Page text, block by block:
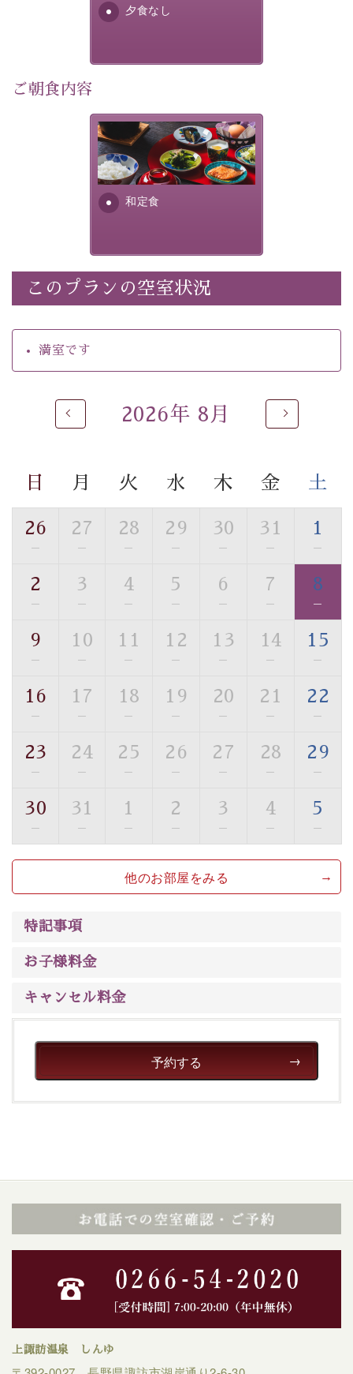
滞在いただけるよう
30項目以上からなる独自の衛生・消毒プログラムの基、
徹底した衛生管理を行っております。
-------------------------------------------------
・宿泊料金5%OFF
・諏訪大社4社を巡る無料参拝バス（事前予約制）
・館内着をご用意
・就寝用パジャマをご用意
・館内フリーWi-Fi
・駐車場完備
・チェックイン15時、チェックアウト10時
【お食事】
【温泉】
の効果が高い、極めて希有な源泉です。身も心も癒され
■お座敷風呂（大浴場）
温泉の成分に合わせ、防菌防カビの特殊素材の畳を使
用。 足元が柔らかく、そして滑りにくい畳のお風呂で
す。
※男性大浴場までのご移動には階段がございます。 予め
■貸切温泉風呂 （40分2000円）
む貸切温泉風呂です。ゆったりといやされるプライベー
トな空間をお愉しみください。
【旅】
豊富な知識を持ったドライバー兼ガイドが諏訪大社をご
事前ご予約制ですので、ご利用ご希望の方
は【3日前まで】にお電話ください。
※交通規制などにより運行できない日がございます
※年末年始及び御柱祭前後は運行しておりません
上諏訪温泉“しんゆ”なら諏訪大社など歴史ある諏訪の街
清らかな源泉、自然の恵みあるお食事、諏訪湖に包まれ
るお部屋、 大人のたしなみを感じていただける、美しく
癒される宿で贅沢に幸せのときを安心してお過ごしくだ
さい。
夕食なし
ご朝食内容
和定食
さっぱりとした和食膳に使わ
れる食材は、諏訪の名産品を
ふんだんに取り入れ、安心・
安全を心掛けた長野県産...
このプランの空室状況
満室です
2026年 8月
日 月 火 水 木 金 土
26
—
27
—
28
—
29
—
30
—
31
—
1
—
2
—
3
—
4
—
5
—
6
—
7
—
8
—
9
—
10
—
11
—
12
—
13
—
14
—
15
—
16
—
17
—
18
—
19
—
20
—
21
—
22
—
23
—
24
—
25
—
26
—
27
—
28
—
29
—
30
—
31
—
1
—
2
—
3
—
4
—
5
—
他のお部屋をみる
特記事項
お子様料金
キャンセル料金
予約する
上諏訪温泉 しんゆ